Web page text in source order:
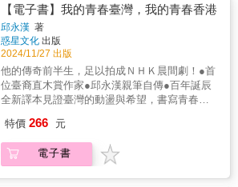
錄音帶製作一張張mix tape。除了參與社會運
動，他也每天跑步、坐禪、游泳，甚至擁有頂
尖的美食品味——你我奮力追求的質感生活，
他早已活在其中，並每日實踐、鍛鍊。歷史學
者翁稷安爬梳史明生命中的物件歷史，從倚靠
床頭的木刀、經營新珍味餐廳時的大滷麵、餃
子、收銀機，再到革命生涯的墓龜、宣傳旗幟
與宣傳車等，並親自採訪歐吉桑身邊友人與弟
子，勾勒還原出這位影響台灣近代史至深的革
深入淺出的文筆引導下，史明斑斕壯闊的一
生，成為二十世紀東亞近代史的縮影。一本帶
讀者窺見革命家生命本質的易讀好書，每次翻
【電子書】我的青春臺灣，我的青春香港
邱永漢 著
惑星文化 出版
2024/11/27 出版
他的傳奇前半生，足以拍成ＮＨＫ晨間劇！●首
位臺裔直木賞作家●邱永漢親筆自傳●百年誕辰
全新譯本見證臺灣的動盪與希望，書寫青春的
人生。《我的青春臺灣，我的青春香港》是日
本人尊稱為「賺錢之神」，同時亦是首位獲得
直木獎的臺裔作家&mdash;&mdash;邱永漢，
特價 266 元
電子書